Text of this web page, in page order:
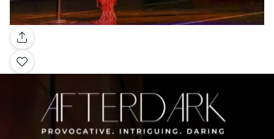
Galerie